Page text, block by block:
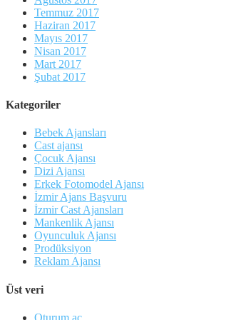
Temmuz 2017
Haziran 2017
Mayıs 2017
Nisan 2017
Mart 2017
Şubat 2017
Kategoriler
Bebek Ajansları
Cast ajansı
Çocuk Ajansı
Dizi Ajansı
Erkek Fotomodel Ajansı
İzmir Ajans Başvuru
İzmir Cast Ajansları
Mankenlik Ajansı
Oyunculuk Ajansı
Prodüksiyon
Reklam Ajansı
Üst veri
Oturum aç